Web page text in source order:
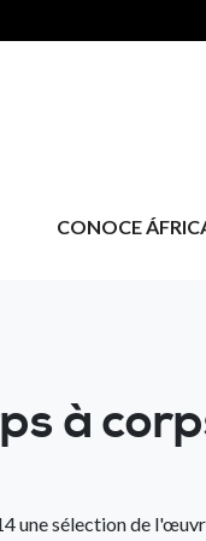
CONOCE
à
une sélection de